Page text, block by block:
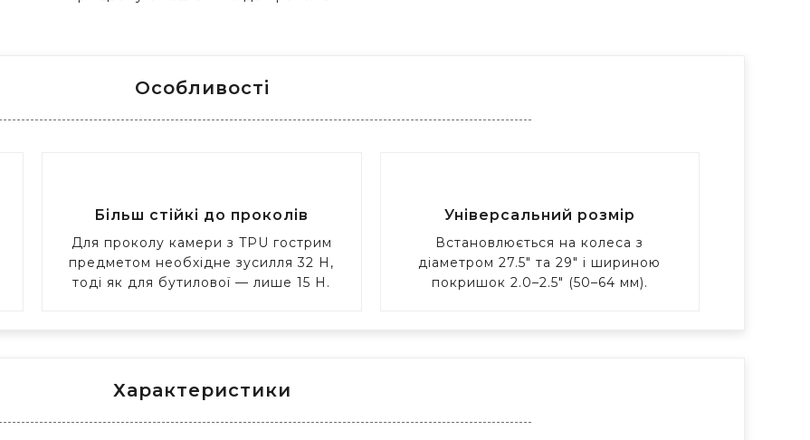
Особливості
Більш стійкі до проколів
Для проколу камери з TPU гострим
предметом необхідне зусилля 32 Н,
тоді як для бутилової — лише 15 Н.
Універсальний розмір
Встановлюється на колеса з
діаметром 27.5" та 29" і шириною
покришок 2.0–2.5" (50–64 мм).
Характеристики